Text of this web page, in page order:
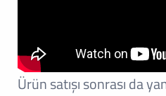
Ürün satışı sonrası da